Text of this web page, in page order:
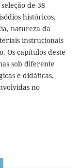
de 38
históricos,
natureza da
instrucionais
Os capítulos deste
sob diferente
e didáticas,
no